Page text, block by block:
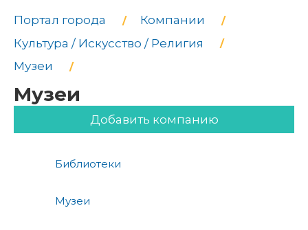
Портал города
Компании
Культура / Искусство / Религия
Музеи
Музеи
Добавить компанию
Библиотеки
Музеи